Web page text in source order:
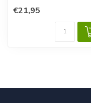
gebruikt om ketels zeer
op druk te ...
€21,95